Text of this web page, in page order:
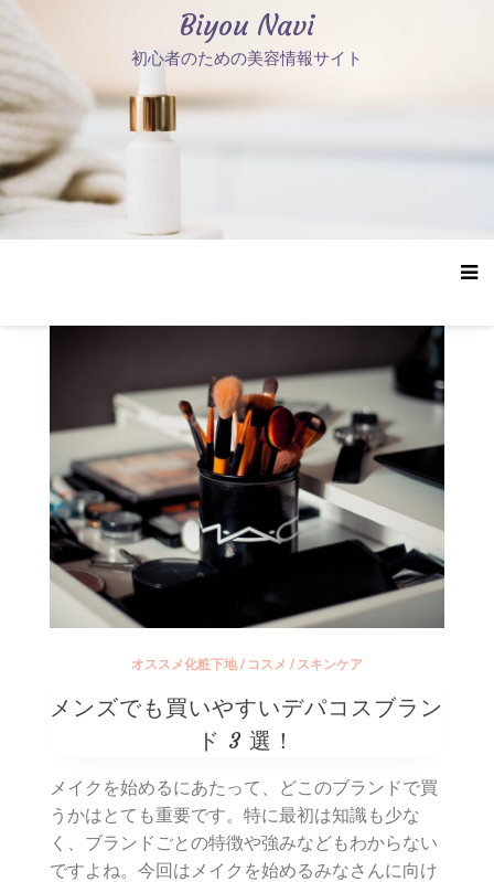
テ
ン
ツ
へ
ス
キ
ッ
Biyou Navi
初心者のための美容情報サイト
オススメ化粧下地/ コスメ / スキンケア
メンズでも買いやすいデパコスブラン
ド 3 選！
メイクを始めるにあたって、どこのブランドで買
うかはとても重要です。特に最初は知識も少な
く、ブランドごとの特徴や強みなどもわからない
ですよね。今回はメイクを始めるみなさんに向け